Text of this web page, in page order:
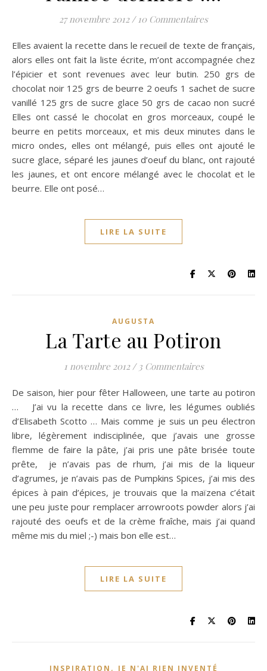
27 novembre 2012 / 10 Commentaires
Elles avaient la recette dans le recueil de texte de français,
alors elles ont fait la liste écrite, m’ont accompagnée chez
l’épicier et sont revenues avec leur butin. 250 grs de
chocolat noir 125 grs de beurre 2 oeufs 1 sachet de sucre
vanillé 125 grs de sucre glace 50 grs de cacao non sucré
Elles ont cassé le chocolat en gros morceaux, coupé le
beurre en petits morceaux, et mis deux minutes dans le
micro ondes, elles ont mélangé, puis elles ont ajouté le
sucre glace, séparé les jaunes d’oeuf du blanc, ont rajouté
les jaunes, et ont encore mélangé avec le chocolat et le
beurre. Elle ont posé…
LIRE LA SUITE
AUGUSTA
La Tarte au Potiron
1 novembre 2012 / 3 Commentaires
De saison, hier pour fêter Halloween, une tarte au potiron
… J’ai vu la recette dans ce livre, les légumes oubliés
d’Elisabeth Scotto … Mais comme je suis un peu électron
libre, légèrement indisciplinée, que j’avais une grosse
flemme de faire la pâte, j’ai pris une pâte brisée toute
prête, je n’avais pas de rhum, j’ai mis de la liqueur
d’agrumes, je n’avais pas de Pumpkins Spices, j’ai mis des
épices à pain d’épices, je trouvais que la maïzena c’était
une peu juste pour remplacer arrowroots powder alors j’ai
rajouté des oeufs et de la crème fraîche, mais j’ai quand
même mis du miel ;-) mais bon elle est…
LIRE LA SUITE
INSPIRATION , JE N'AI RIEN INVENTÉ